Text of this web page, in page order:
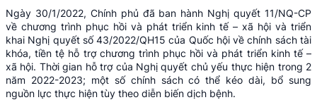
Ngày 30/1/2022, Chính phủ đã ban hành Nghị quyết 11/NQ-CP
về chương trình phục hồi và phát triển kinh tế – xã hội và triển
khai Nghị quyết số 43/2022/QH15 của Quốc hội về chính sách tài
khóa, tiền tệ hỗ trợ chương trình phục hồi và phát triển kinh tế –
xã hội. Thời gian hỗ trợ của Nghị quyết chủ yếu thực hiện trong 2
năm 2022-2023; một số chính sách có thể kéo dài, bổ sung
nguồn lực thực hiện tùy theo diễn biến dịch bệnh.